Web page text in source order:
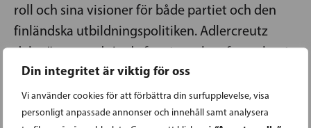
Din integritet är viktig för oss
Vi använder cookies för att förbättra din surfupplevelse, visa
personligt anpassade annonser och innehåll samt analysera
roll och sina visioner för både partiet och den
finländska utbildningspolitiken. Adlercreutz
delar även med sig de fem teser han formulerat
som grund för sitt arbete som
undervisningsminister.